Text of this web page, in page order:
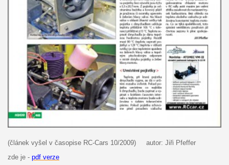
(článek vyšel v časopise RC-Cars 10/2009) autor: Jiři Pfeffer
zde je - pdf verze